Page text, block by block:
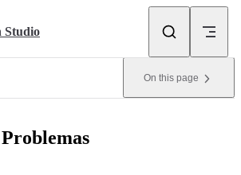
Studio
On this page